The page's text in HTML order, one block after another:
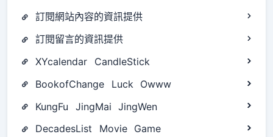
訂閱網站內容的資訊提供
訂閱留言的資訊提供
XYcalendar
CandleStick
BookofChange
Luck
Owww
KungFu
JingMai
JingWen
DecadesList
Movie Game